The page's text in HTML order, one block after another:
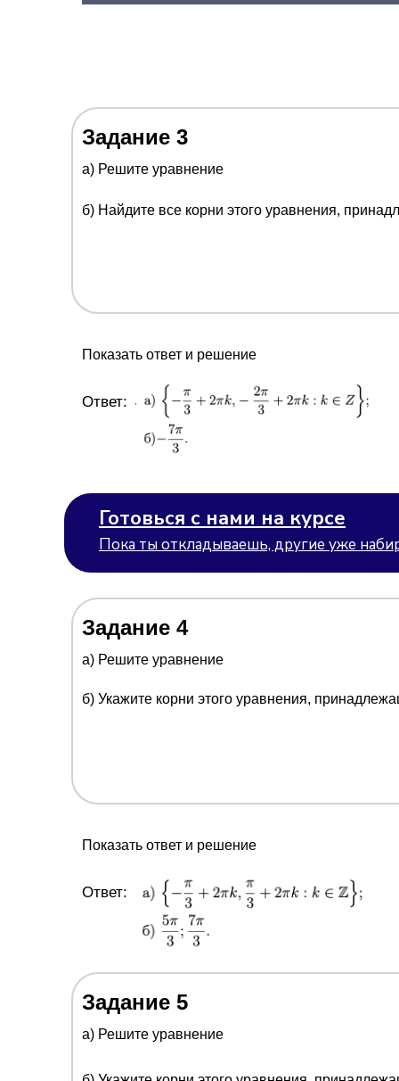
Задание 3
а) Решите уравнение
б) Найдите все корни этого уравнения,
Показать ответ и решение
Ответ:
Готовься с нами на курсе
Пока ты откладываешь, другие уже
Задание 4
а) Решите уравнение
б) Укажите корни этого уравнения,
Показать ответ и решение
Ответ:
Задание 5
а) Решите уравнение